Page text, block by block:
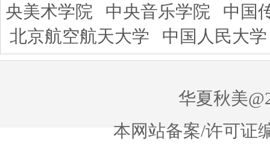
央美术学院
中央音乐学院
中国
北京航空航天大学
中国人民大学
华夏秋美
本网站备案/许可证